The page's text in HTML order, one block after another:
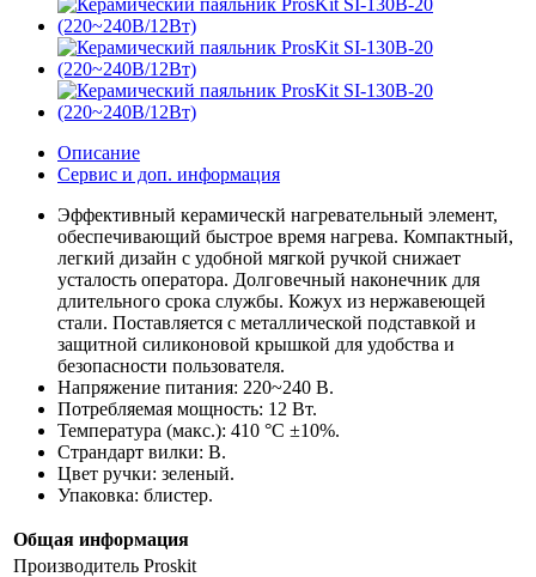
Описание
Сервис и доп. информация
Эффективный керамическй нагревательный элемент,
обеспечивающий быстрое время нагрева. Компактный,
легкий дизайн с удобной мягкой ручкой снижает
усталость оператора. Долговечный наконечник для
длительного срока службы. Кожух из нержавеющей
стали. Поставляется с металлической подставкой и
защитной силиконовой крышкой для удобства и
безопасности пользователя.
Напряжение питания: 220~240 В.
Потребляемая мощность: 12 Вт.
Температура (макс.): 410 °C ±10%.
Страндарт вилки: B.
Цвет ручки: зеленый.
Упаковка: блистер.
Общая информация
Производитель Proskit